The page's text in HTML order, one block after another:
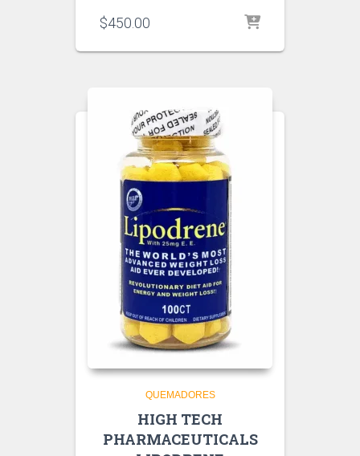
$450.00
QUEMADORES
HIGH TECH
PHARMACEUTICALS